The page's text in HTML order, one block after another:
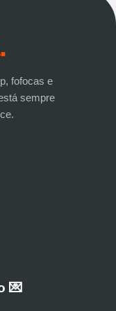
fofocas e
sempre
💌